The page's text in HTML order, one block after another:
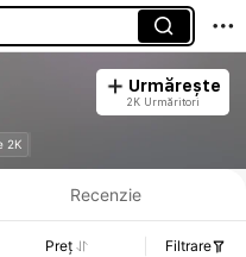
Urmărește
2K Urmăritori
2K detalii privind vânzările și stocul.
Recenzie
Preț Filtrare